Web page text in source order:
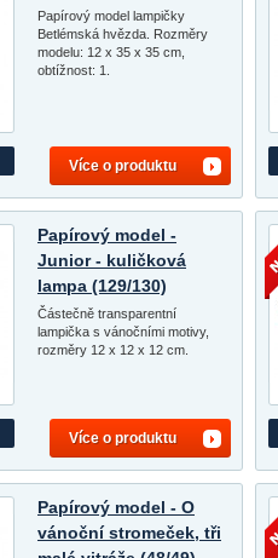
Papírový model lampičky
Betlémská hvězda. Rozměry
modelu: 12 x 35 x 35 cm,
obtížnost: 1.
Více o produktu
Papírový model -
Junior - kuličková
lampa (129/130)
Částečně transparentní
lampička s vánočními motivy,
rozměry 12 x 12 x 12 cm.
Více o produktu
Papírový model - O
vánoční stromeček, tři